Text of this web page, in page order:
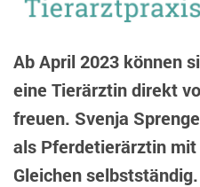
Ab April 2023 können
eine Tierärztin direkt
freuen. Svenja
als Pferdetierärztin
Gleichen selbstständig.